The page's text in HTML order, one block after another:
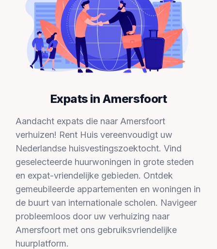
Expats in Amersfoort
Aandacht expats die naar Amersfoort
verhuizen! Rent Huis vereenvoudigt uw
Nederlandse huisvestingszoektocht. Vind
geselecteerde huurwoningen in grote steden
en expat-vriendelijke gebieden. Ontdek
gemeubileerde appartementen en woningen in
de buurt van internationale scholen. Navigeer
probleemloos door uw verhuizing naar
Amersfoort met ons gebruiksvriendelijke
huurplatform.